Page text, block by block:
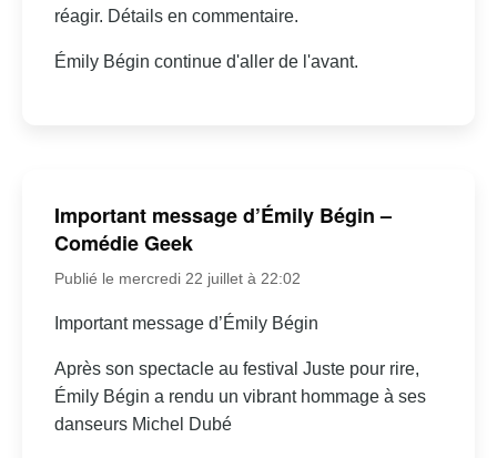
réagir. Détails en commentaire.
Émily Bégin continue d'aller de l'avant.
Important message d’Émily Bégin –
Comédie Geek
Publié le mercredi 22 juillet à 22:02
Important message d’Émily Bégin
Après son spectacle au festival Juste pour rire,
Émily Bégin a rendu un vibrant hommage à ses
danseurs Michel Dubé